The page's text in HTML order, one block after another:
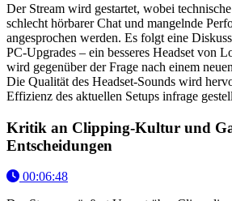
Der Stream wird gestartet, wobei
schlecht hörbarer Chat und mangelnde
angesprochen werden. Es folgt eine
PC-Upgrades – ein besseres Headset von
wird gegenüber der Frage nach einem
Die Qualität des Headset-Sounds wird
Effizienz des aktuellen Setups infrage
Kritik an Clipping-Kultur und
Entscheidungen
00:06:48